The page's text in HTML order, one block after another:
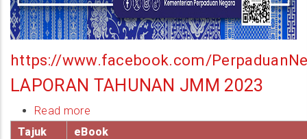
https://www.facebook.com/
LAPORAN TAHUNAN JMM 2023
Read more
Laporan
Tajuk
eBook